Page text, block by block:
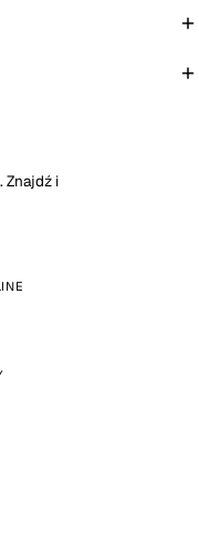
Znajdź i